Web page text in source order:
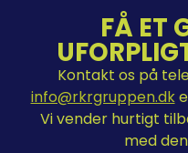
FÅ ET
Kontakt os på
info@rkrgruppen.dk
Vi vender hurtigt
med